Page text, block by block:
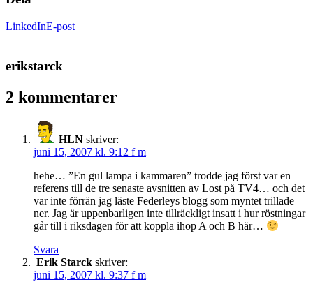
LinkedInE-post
erikstarck
2 kommentarer
HLN skriver:
juni 15, 2007 kl. 9:12 f m
hehe… ”En gul lampa i kammaren” trodde jag först var en
referens till de tre senaste avsnitten av Lost på TV4… och det
var inte förrän jag läste Federleys blogg som myntet trillade
ner. Jag är uppenbarligen inte tillräckligt insatt i hur röstningar
går till i riksdagen för att koppla ihop A och B här…
Svara
Erik Starck skriver:
juni 15, 2007 kl. 9:37 f m